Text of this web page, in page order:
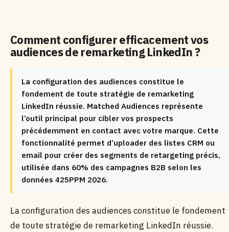
Comment configurer efficacement vos
audiences de remarketing LinkedIn ?
La configuration des audiences constitue le
fondement de toute stratégie de remarketing
LinkedIn réussie. Matched Audiences représente
l’outil principal pour cibler vos prospects
précédemment en contact avec votre marque. Cette
fonctionnalité permet d’uploader des listes CRM ou
email pour créer des segments de retargeting précis,
utilisée dans 60% des campagnes B2B selon les
données 425PPM 2026.
La configuration des audiences constitue le fondement
de toute stratégie de remarketing LinkedIn réussie.